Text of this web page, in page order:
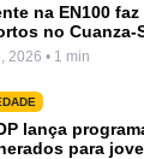
na EN100
no Cuanza-
2026 • 1 min
lança
para